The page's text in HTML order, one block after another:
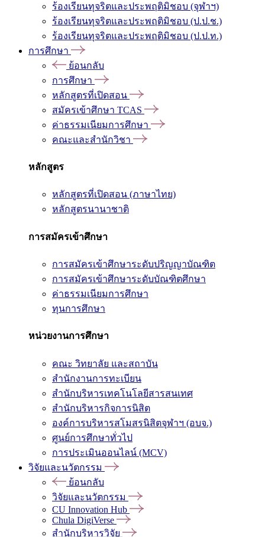
ร้องเรียนทุจริตและประพฤติมิชอบ (จุฬาฯ)
ร้องเรียนทุจริตและประพฤติมิชอบ (ป.ป.ช.)
ร้องเรียนทุจริตและประพฤติมิชอบ (ป.ป.ท.)
การศึกษา
ย้อนกลับ
การศึกษา
หลักสูตรที่เปิดสอน
สมัครเข้าศึกษา TCAS
ค่าธรรมเนียมการศึกษา
คณะและสำนักวิชา
หลักสูตร
หลักสูตรที่เปิดสอน (ภาษาไทย)
หลักสูตรนานาชาติ
การสมัครเข้าศึกษา
การสมัครเข้าศึกษาระดับปริญญาบัณฑิต
การสมัครเข้าศึกษาระดับบัณฑิตศึกษา
ค่าธรรมเนียมการศึกษา
ทุนการศึกษา
หน่วยงานการศึกษา
คณะ วิทยาลัย และสถาบัน
สำนักงานการทะเบียน
สำนักบริหารเทคโนโลยีสารสนเทศ
สำนักบริหารกิจการนิสิต
องค์การบริหารสโมสรนิสิตจุฬาฯ (อบจ.)
ศูนย์การศึกษาทั่วไป
การประเมินออนไลน์ (MCV)
วิจัยและนวัตกรรม
ย้อนกลับ
วิจัยและนวัตกรรม
CU Innovation Hub
Chula DigiVerse
สำนักบริหารวิจัย